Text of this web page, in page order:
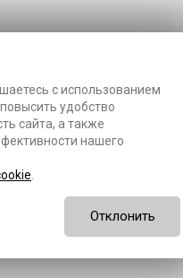
с использованием
удобство
сайта, а также
нашего
Отклонить